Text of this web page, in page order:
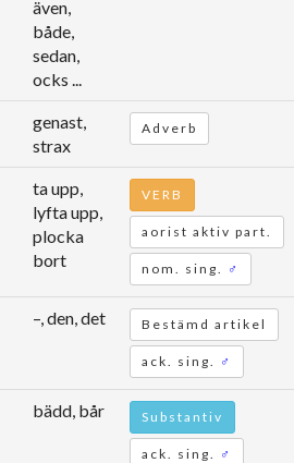
även,
både,
sedan,
ocks ...
genast,
strax
Adverb
ta upp,
lyfta upp,
plocka
bort
VERB
aorist aktiv part.
nom. sing. ♂
–, den, det Bestämd artikel
ack. sing. ♂
bädd, bår Substantiv
ack. sing. ♂